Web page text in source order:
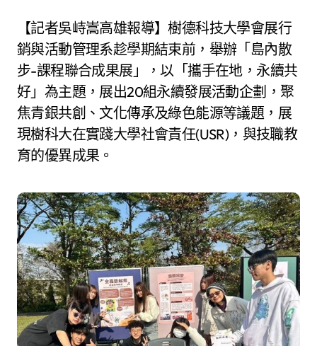
【記者吳峙嵩高雄報導】樹德科技大學會展行
銷與活動管理系趁學期結束前，舉辦「島內散
步-課程聯合成果展」，以「攜手在地，永續共
好」為主題，展出20組永續發展活動企劃，聚
焦青銀共創、文化傳承及綠色能源等議題，展
現樹科大在實踐大學社會責任(USR)，與技職教
育的優異成果。